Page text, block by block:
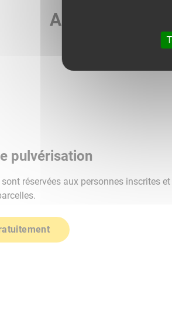
Agri météo
pulvérisation
réservées aux personnes inscrites et